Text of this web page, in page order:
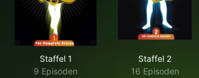
Staffel 1
9 Episoden
Staffel 2
16 Episoden